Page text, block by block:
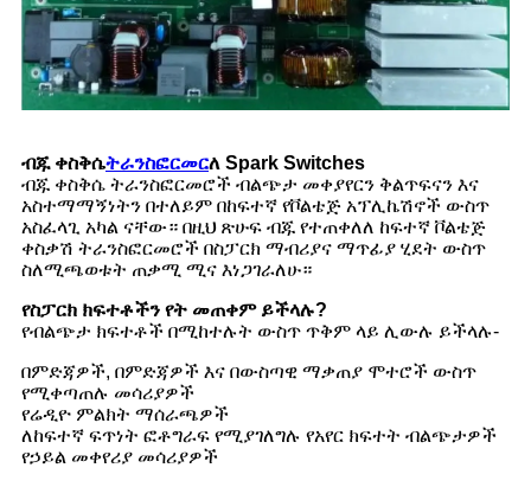
ብጁ ቀስቅሴትራንስፎርመርለ Spark Switches
ብጁ ቀስቅሴ ትራንስፎርመሮች ብልጭታ መቀያየርን ቅልጥፍናን እና
አስተማማኝነትን በተለይም በከፍተኛ የቮልቴጅ አፕሊኬሽኖች ውስጥ
አስፈላጊ አካል ናቸው። በዚህ ጽሁፍ ብጁ የተጠቀለለ ከፍተኛ ቮልቴጅ
ቀስቃሽ ትራንስፎርመሮች በስፓርክ ማብሪያና ማጥፊያ ሂደት ውስጥ
ስለሚጫወቱት ጠቃሚ ሚና እነጋገራለሁ።
የስፓርክ ክፍተቶችን የት መጠቀም ይችላሉ?
የብልጭታ ክፍተቶች በሚከተሉት ውስጥ ጥቅም ላይ ሊውሉ ይችላሉ-
በምድጃዎች, በምድጃዎች እና በውስጣዊ ማቃጠያ ሞተሮች ውስጥ
የሚቀጣጠሉ መሳሪያዎች
የሬዲዮ ምልክት ማሰራጫዎች
ለከፍተኛ ፍጥነት ፎቶግራፍ የሚያገለግሉ የአየር ክፍተት ብልጭታዎች
የኃይል መቀየሪያ መሳሪያዎች